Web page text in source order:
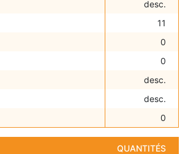
desc.
11
0
0
desc.
desc.
0
QUANTITÉS